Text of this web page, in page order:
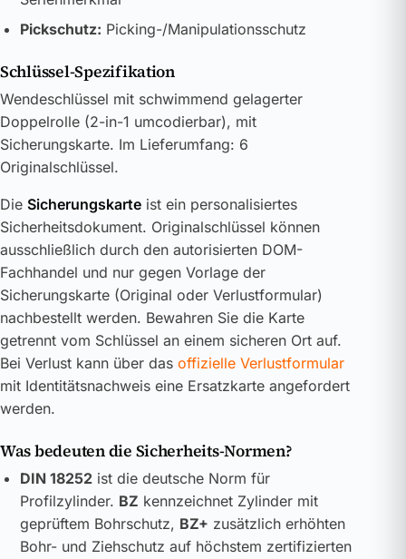
Pickschutz: Picking-/Manipulationsschutz
Schlüssel-Spezifikation
Wendeschlüssel mit schwimmend gelagerter
Doppelrolle (2-in-1 umcodierbar), mit
Sicherungskarte. Im Lieferumfang: 6
Originalschlüssel.
Die Sicherungskarte ist ein personalisiertes
Sicherheitsdokument. Originalschlüssel können
ausschließlich durch den autorisierten DOM-
Fachhandel und nur gegen Vorlage der
Sicherungskarte (Original oder Verlustformular)
nachbestellt werden. Bewahren Sie die Karte
getrennt vom Schlüssel an einem sicheren Ort auf.
Bei Verlust kann über das offizielle Verlustformular
mit Identitätsnachweis eine Ersatzkarte angefordert
werden.
Was bedeuten die Sicherheits-Normen?
DIN 18252ist die deutsche Norm für
Profilzylinder. BZ kennzeichnet Zylinder mit
geprüftem Bohrschutz, BZ+ zusätzlich erhöhten
Bohr- und Ziehschutz auf höchstem zertifizierten